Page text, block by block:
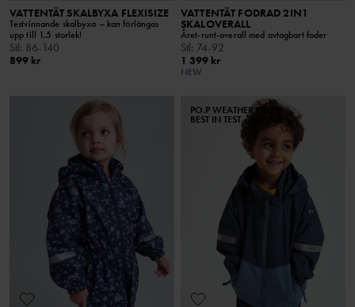
VATTENTÄT SKALBYXA FLEXISIZE
Testvinnande skalbyxa – kan förlängas
upp till 1,5 storlek!
Stl : 86-140
899 kr
VATTENTÄT FODRAD 2IN1
SKALOVERALL
Året-runt-overall med avtagbart foder
Stl : 74-92
1 399 kr
NEW
PO.P WEATHER PRO®
BEST IN TEST